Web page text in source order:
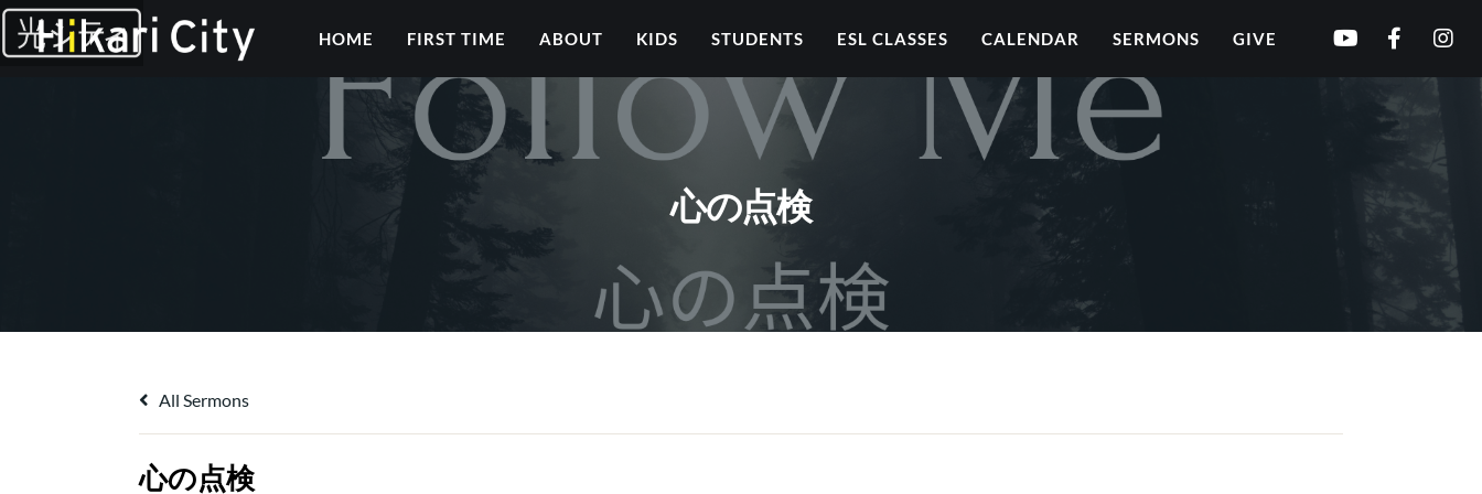
HOME FIRST TIME ABOUT KIDS STUDENTS ESL CLASSES CALENDAR SERMONS GIVE
心の点検
All Sermons
心の点検